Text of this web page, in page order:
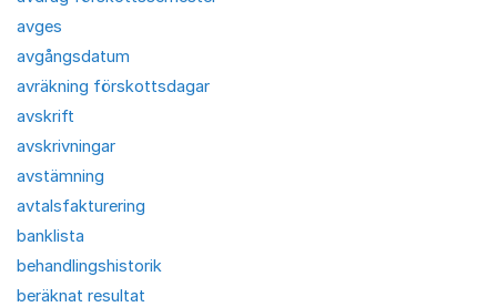
avges
avgångsdatum
avräkning förskottsdagar
avskrift
avskrivningar
avstämning
avtalsfakturering
banklista
behandlingshistorik
beräknat resultat